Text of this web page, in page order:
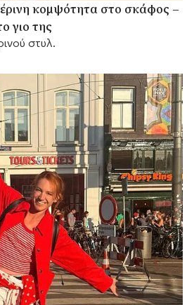
κομψότητα στο σκάφος –
γιο της
στυλ.